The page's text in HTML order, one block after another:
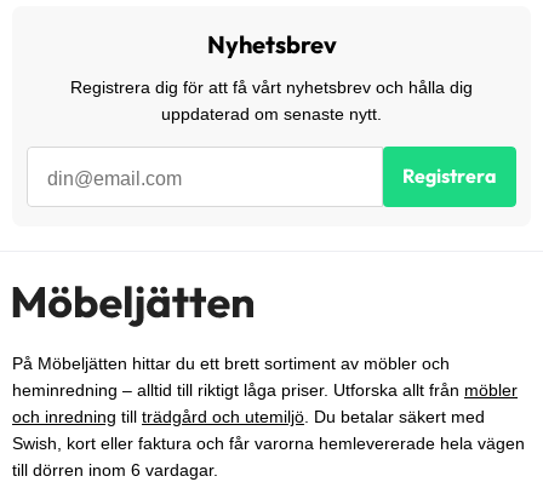
Nyhetsbrev
Registrera dig för att få vårt nyhetsbrev och hålla dig
uppdaterad om senaste nytt.
Registrera
På Möbeljätten hittar du ett brett sortiment av möbler och
heminredning – alltid till riktigt låga priser. Utforska allt från möbler
och inredning till trädgård och utemiljö . Du betalar säkert med
Swish, kort eller faktura och får varorna hemlevererade hela vägen
till dörren inom 6 vardagar.